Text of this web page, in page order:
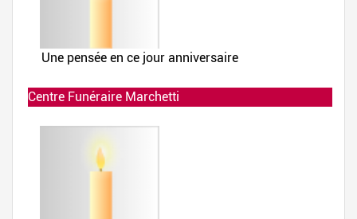
Centre Funéraire Marchetti